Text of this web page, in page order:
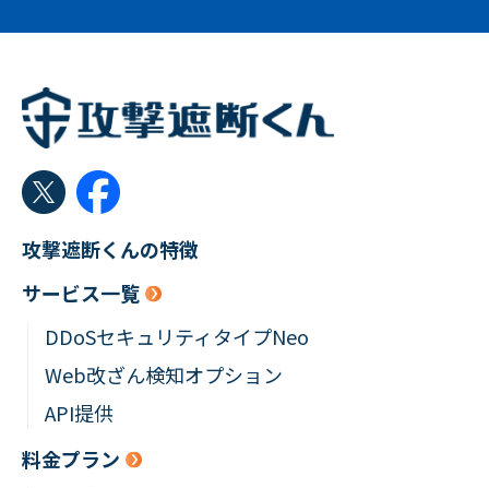
攻撃遮断くんの特徴
サービス一覧
DDoSセキュリティタイプNeo
Web改ざん検知オプション
API提供
料金プラン